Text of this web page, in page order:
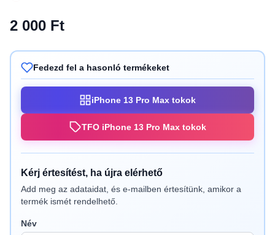
2 000 Ft
Fedezd fel a hasonló termékeket
iPhone 13 Pro Max tokok
TFO iPhone 13 Pro Max tokok
Kérj értesítést, ha újra elérhető
Add meg az adataidat, és e-mailben értesítünk, amikor a
termék ismét rendelhető.
Név